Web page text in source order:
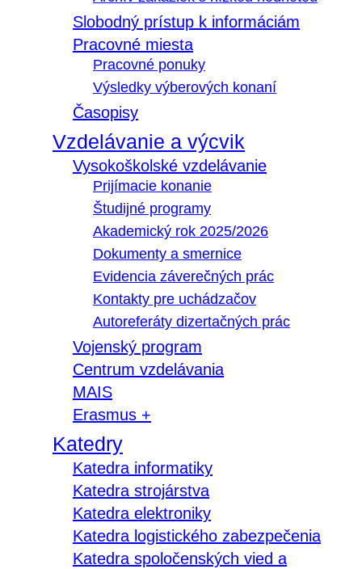
Slobodný prístup k informáciám
Pracovné miesta
Pracovné ponuky
Výsledky výberových konaní
Časopisy
Vzdelávanie a výcvik
Vysokoškolské vzdelávanie
Prijímacie konanie
Študijné programy
Akademický rok 2025/2026
Dokumenty a smernice
Evidencia záverečných prác
Kontakty pre uchádzačov
Autoreferáty dizertačných prác
Vojenský program
Centrum vzdelávania
MAIS
Erasmus +
Katedry
Katedra informatiky
Katedra strojárstva
Katedra elektroniky
Katedra logistického zabezpečenia
Katedra spoločenských vied a